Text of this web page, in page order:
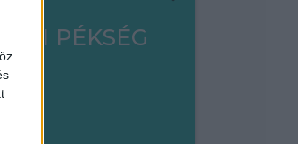
PÉKSÉG